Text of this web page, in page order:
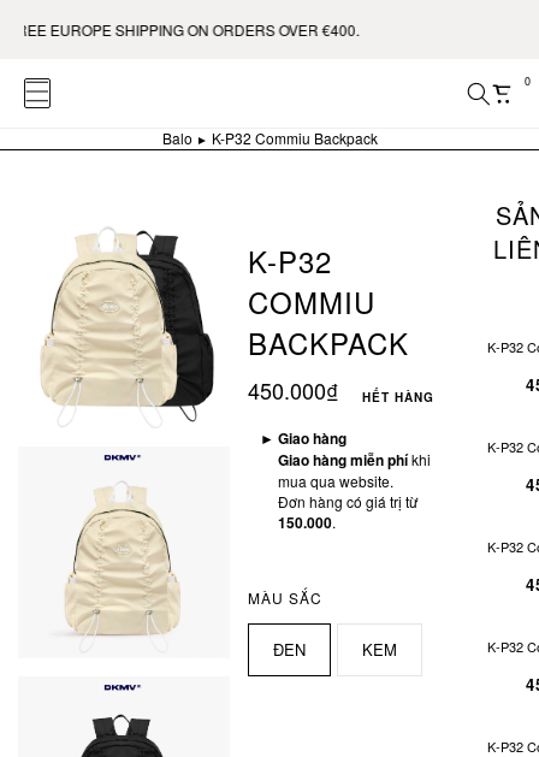
SHIPPING ON ORDERS OVER €400.
0
Balo K-P32 Commiu Backpack
K-P32
COMMIU
BACKPACK
450.000₫ HẾT HÀNG
► Giao hàng
Giao hàng miễn phíkhi
mua qua website.
Đơn hàng có giá trị từ
150.000.
MÀU SẮC
ĐEN KEM
K-P32
K-P32
K-P32
K-P32
K-P32